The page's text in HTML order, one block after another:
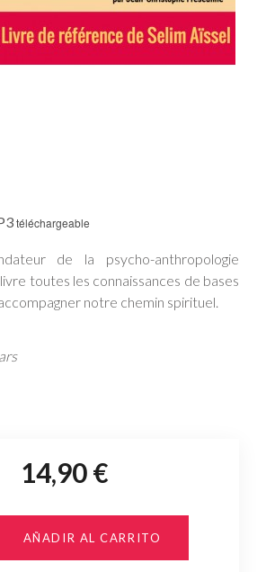
téléchargeable
de la psycho-anthropologie
toutes les connaissances de bases
notre chemin spirituel.
14,90 €
AÑADIR AL CARRITO